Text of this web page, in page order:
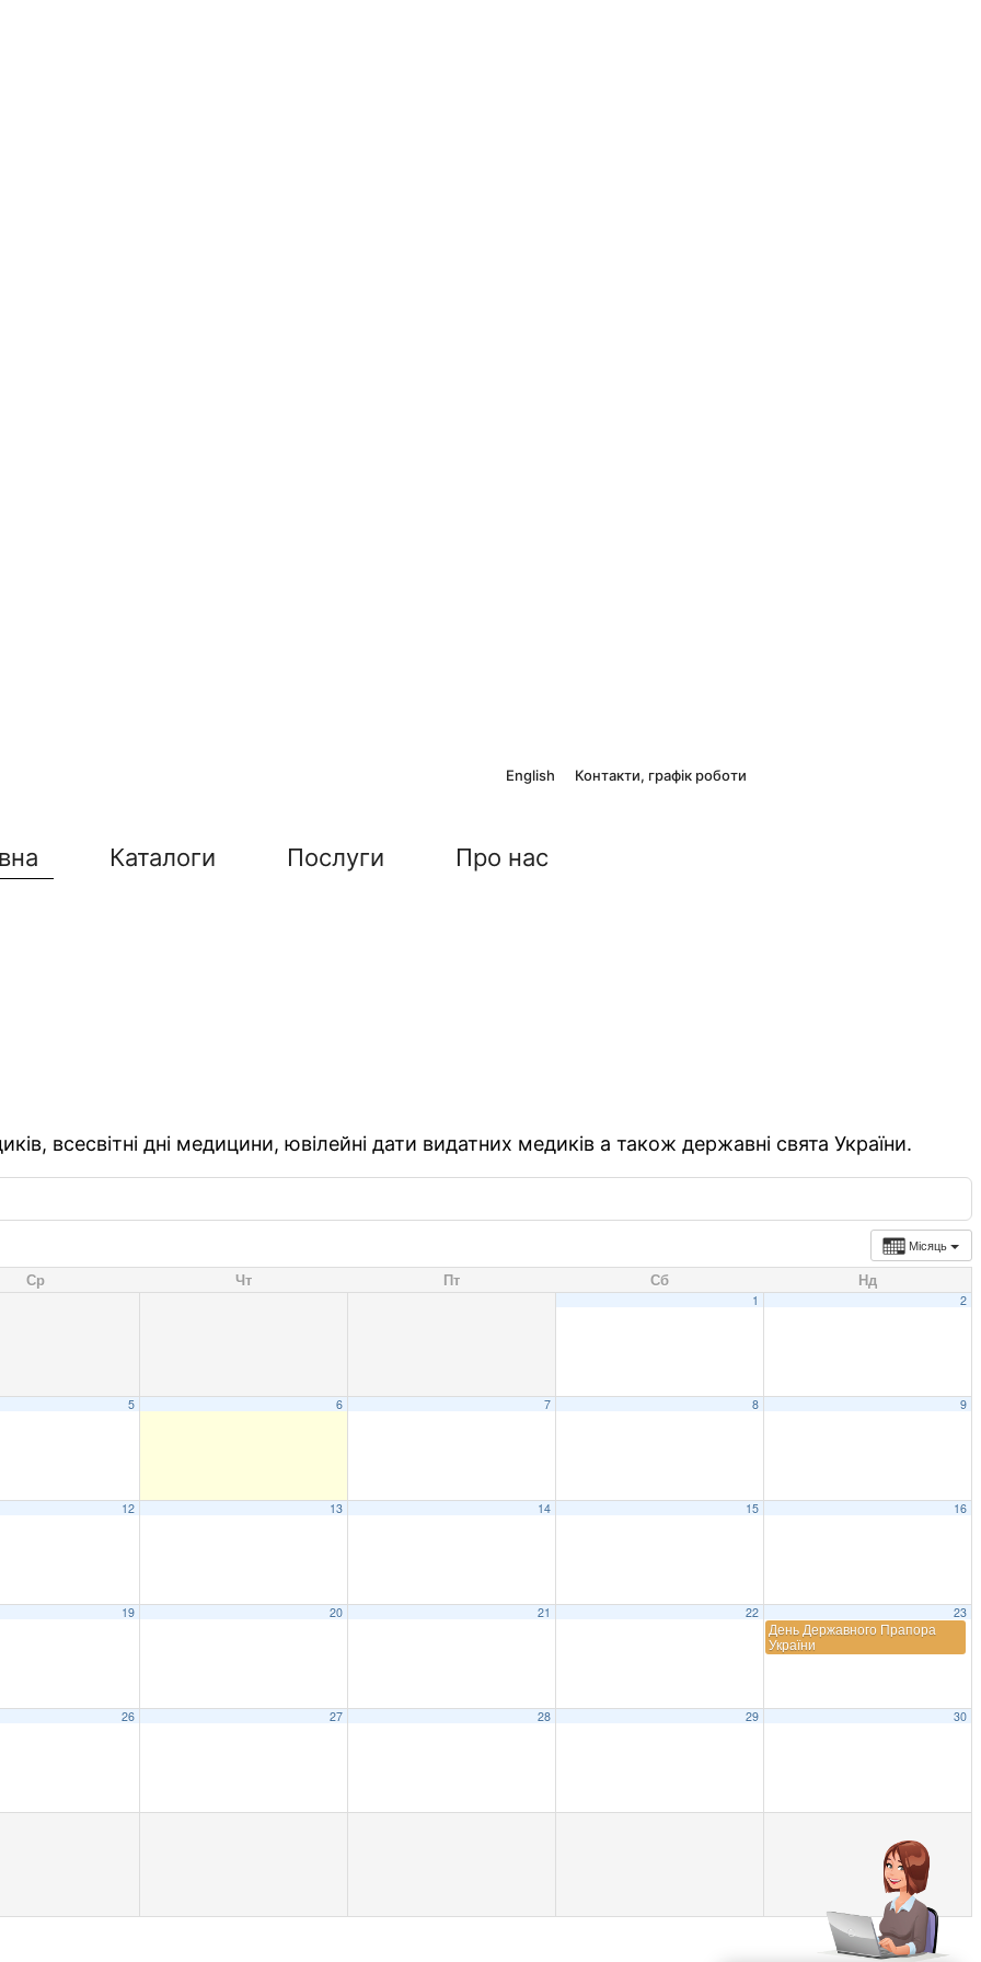
English Контакти, графік роботи
Каталоги Послуги Про нас
всесвітні дні медицини, ювілейні дати видатних медиків а також державні свята України.
Місяць
Ср Чт Пт Сб Нд
1 2
5 6 7 8 9
12 13 14 15 16
19 20 21 22 23
День Державного Прапора
України
26 27 28 29 30